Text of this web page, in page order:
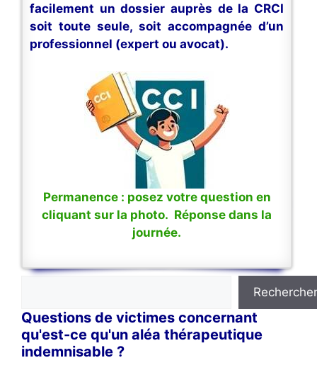
facilement un dossier auprès de la CRCI
soit toute seule, soit accompagnée d’un
professionnel (expert ou avocat).
Permanence : posez votre question en
cliquant sur la photo. Réponse dans la
journée.
Rechercher
Questions de victimes concernant
qu'est-ce qu'un aléa thérapeutique
indemnisable ?